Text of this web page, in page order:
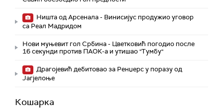
Ништа од Арсенала - Винисијус продужио уговор
са Реал Мадридом
Нови муњевит гол Србина - Цветковић погодио после
16 секунди против ПАОК-а и утишао "Тумбу"
Драгојевић дебитовао за Ренџерс у поразу од
Јагјелоње
Кошарка